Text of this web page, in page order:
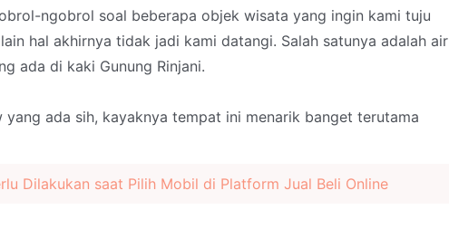
ngobrol soal beberapa objek wisata yang ingin kami tuju
hal akhirnya tidak jadi kami datangi. Salah satunya adalah air
ada di kaki Gunung Rinjani.
ada sih, kayaknya tempat ini menarik banget terutama
Dilakukan saat Pilih Mobil di Platform Jual Beli Online